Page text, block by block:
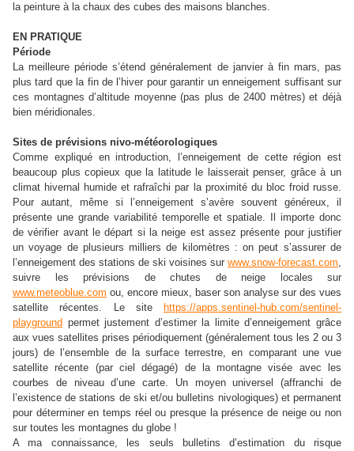
la peinture à la chaux des cubes des maisons blanches.
EN PRATIQUE
Période
La meilleure période s’étend généralement de janvier à fin mars, pas
plus tard que la fin de l’hiver pour garantir un enneigement suffisant sur
ces montagnes d’altitude moyenne (pas plus de 2400 mètres) et déjà
bien méridionales.
Sites de prévisions nivo-météorologiques
Comme expliqué en introduction, l’enneigement de cette région est
beaucoup plus copieux que la latitude le laisserait penser, grâce à un
climat hivernal humide et rafraîchi par la proximité du bloc froid russe.
Pour autant, même si l’enneigement s’avère souvent généreux, il
présente une grande variabilité temporelle et spatiale. Il importe donc
de vérifier avant le départ si la neige est assez présente pour justifier
un voyage de plusieurs milliers de kilomètres : on peut s’assurer de
l’enneigement des stations de ski voisines sur www.snow-forecast.com,
suivre les prévisions de chutes de neige locales sur
www.meteoblue.com ou, encore mieux, baser son analyse sur des vues
satellite récentes. Le site
https://apps.sentinel-hub.com/sentinel-
playground permet justement d’estimer la limite d’enneigement grâce
aux vues satellites prises périodiquement (généralement tous les 2 ou 3
jours) de l’ensemble de la surface terrestre, en comparant une vue
satellite récente (par ciel dégagé) de la montagne visée avec les
courbes de niveau d’une carte. Un moyen universel (affranchi de
l’existence de stations de ski et/ou bulletins nivologiques) et permanent
pour déterminer en temps réel ou presque la présence de neige ou non
sur toutes les montagnes du globe !
A ma connaissance, les seuls bulletins d’estimation du risque